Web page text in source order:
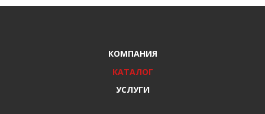
КОМПАНИЯ
КАТАЛОГ
УСЛУГИ